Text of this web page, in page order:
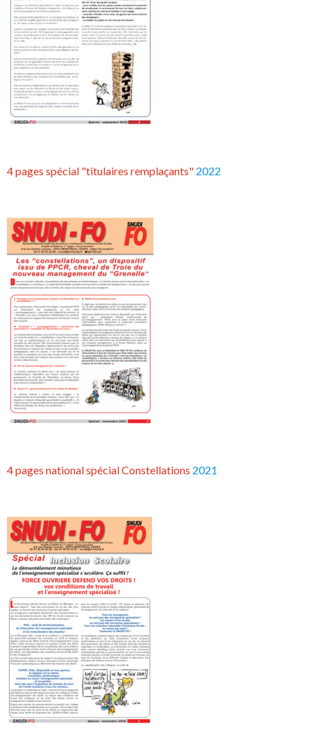
4 pages spécial "titulaires remplaçants" 2022
4 pages national spécial Constellations 2021